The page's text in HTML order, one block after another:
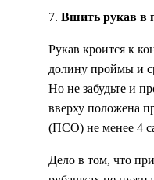
7. Вшить рукав в
Рукав кроится к
долину проймы и
Но не забудьте и
вверху положена
(ПСО) не менее 4
Дело в том, что